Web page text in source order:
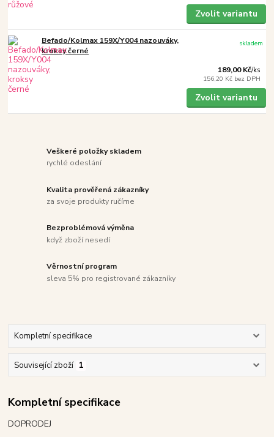
Zvolit variantu
Befado/Kolmax 159X/Y004 nazouváky,
kroksy černé
189,00 Kč/ks
156,20 Kč bez DPH
skladem
Zvolit variantu
Veškeré položky skladem
rychlé odeslání
Kvalita prověřená zákazníky
za svoje produkty ručíme
Bezproblémová výměna
když zboží nesedí
Věrnostní program
sleva 5% pro registrované zákazníky
Kompletní specifikace
Související zboží 1
Kompletní specifikace
DOPRODEJ